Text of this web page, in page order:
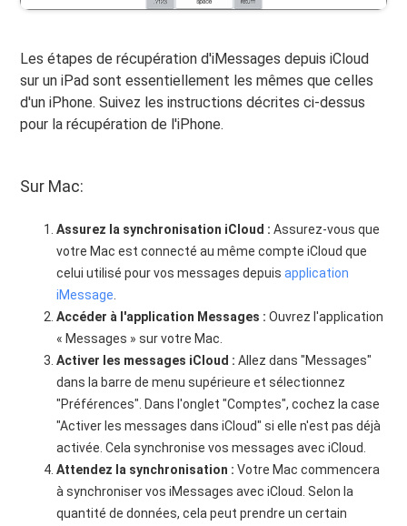
Les étapes de récupération d'iMessages depuis iCloud
sur un iPad sont essentiellement les mêmes que celles
d'un iPhone. Suivez les instructions décrites ci-dessus
pour la récupération de l'iPhone.
Sur Mac:
Assurez la synchronisation iCloud : Assurez-vous que
votre Mac est connecté au même compte iCloud que
celui utilisé pour vos messages depuisapplication
iMessage
Accéder à l'application Messages : Ouvrez l'application
« Messages » sur votre Mac.
Activer les messages iCloud : Allez dans "Messages"
dans la barre de menu supérieure et sélectionnez
"Préférences". Dans l'onglet "Comptes", cochez la case
"Activer les messages dans iCloud" si elle n'est pas déjà
activée. Cela synchronise vos messages avec iCloud.
Attendez la synchronisation : Votre Mac commencera
à synchroniser vos iMessages avec iCloud. Selon la
quantité de données, cela peut prendre un certain